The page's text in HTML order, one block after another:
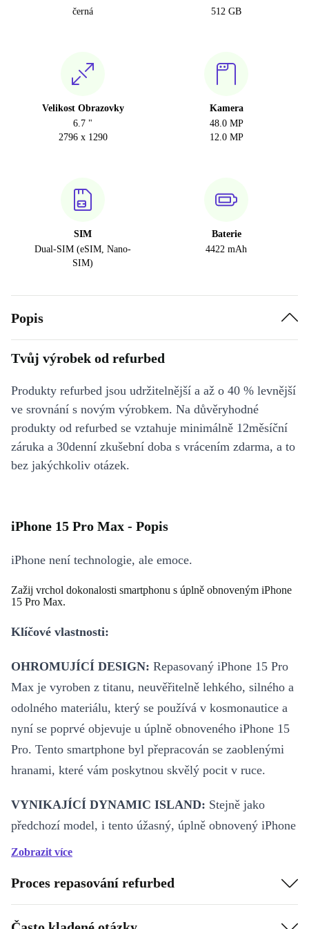
černá
512 GB
Velikost Obrazovky
6.7 "
2796 x 1290
Kamera
48.0 MP
12.0 MP
SIM
Dual-SIM (eSIM, Nano-
SIM)
Baterie
4422 mAh
Popis
Tvůj výrobek od refurbed
Produkty refurbed jsou udržitelnější a až o 40 % levnější
ve srovnání s novým výrobkem. Na důvěryhodné
produkty od refurbed se vztahuje minimálně 12měsíční
záruka a 30denní zkušební doba s vrácením zdarma, a to
bez jakýchkoliv otázek.
iPhone 15 Pro Max - Popis
iPhone není technologie, ale emoce.
Zažij vrchol dokonalosti smartphonu s úplně obnoveným iPhone
15 Pro Max.
Klíčové vlastnosti:
OHROMUJÍCÍ DESIGN: Repasovaný iPhone 15 Pro
Max je vyroben z titanu, neuvěřitelně lehkého, silného a
odolného materiálu, který se používá v kosmonautice a
nyní se poprvé objevuje u úplně obnoveného iPhone 15
Pro. Tento smartphone byl přepracován se zaoblenými
hranami, které vám poskytnou skvělý pocit v ruce.
VYNIKAJÍCÍ DYNAMIC ISLAND: Stejně jako
předchozí model, i tento úžasný, úplně obnovený iPhone
15 Pro Max má „Dynamic Island“, který ti umožní
hudbu – VŠE NA JEDNOM MÍSTĚ!
POUTAVÝ VÝKON:Poháněn revolučním čipem A17
Zobrazit více
Proces repasování refurbed